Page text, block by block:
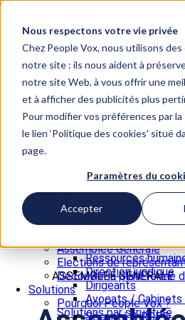
Nous respectons votre vie privée
Chez People Vox, nous utilisons
notre site : ils nous aident à
notre site Web, à vous offrir une
et à afficher des publicités plus
Pour modifier vos préférences par
le lien ‘Politique des cookies' situé
page.
Paramètres du
Accepter
Skip to content
📞 +33 5 82 95 56 50
Site Études d'opinion
Se connecter / voter
Close
Elections CSE
Référendum
Découvrir la plateforme
Solutions
Pourquoi People Vox ?
Sécurité & RGPD
Solutions par profil
Ressources
Direction juridique
Dirigeants
Avocats / Cabinets
Solutions par structure
Produit
Elections CSE
Assemblée Générale
Elections de
Découvrir la plateforme
Solutions
Pourquoi People Vox ?
Sécurité & RGPD
ASSEMBLÉE GÉNÉRALE